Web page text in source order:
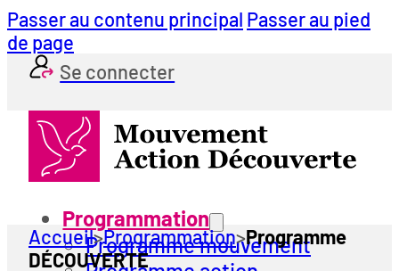
Passer au contenu principal Passer au pied
de page
Se connecter
Programmation
Programme mouvement
Accueil>Programmation>Programme
DÉCOUVERTE